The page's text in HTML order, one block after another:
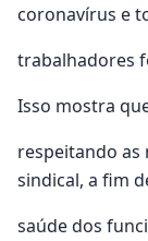
coronavírus e
trabalhadores
Isso mostra
respeitando as
sindical, a fim
saúde dos